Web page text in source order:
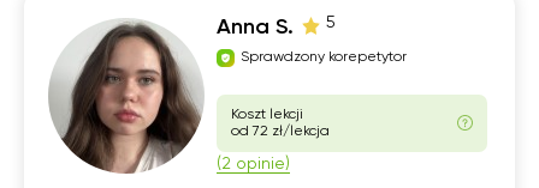
Anna S. 5
Sprawdzony korepetytor
Koszt lekcji
od 72 zł/lekcja
(2 opinie)